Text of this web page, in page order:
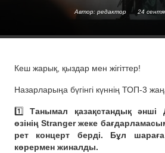
Автор: редактор 24
Кеш жарық, қыздар мен жігіттер!
Назарларыңа бүгінгі күннің ТОП-3
1️⃣Танымал қазақстандық әнші
өзінің Stranger жеке
рет концерт берді. Бұл
көрермен жиналды.